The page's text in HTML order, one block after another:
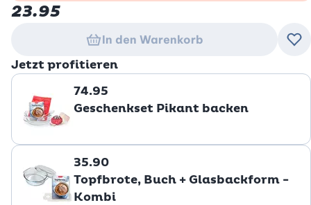
23.95
In den Warenkorb
Jetzt profitieren
74.95
Geschenkset Pikant backen
35.90
Topfbrote, Buch + Glasbackform -
Kombi